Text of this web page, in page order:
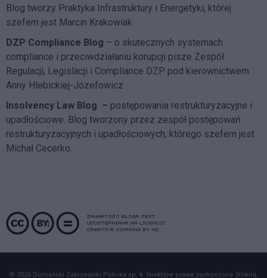
Blog tworzy Praktyka Infrastruktury i Energetyki, której
szefem jest Marcin Krakowiak
DZP Compliance Blog – o skutecznych systemach
compliance i przeciwdziałaniu korupcji pisze Zespół
Regulacji, Legislacji i Compliance DZP pod kierownictwem
Anny Hlebickiej-Józefowicz
Insolvency Law Blog – postępowania restrukturyzacyjne i
upadłościowe. Blog tworzony przez zespół postępowań
restrukturyzacyjnych i upadłościowych, którego szefem jest
Michał Cecerko.
© 2026 Domański Zakrzewski Palinka sp. k. Niektóre prawa zastrzeżone (kliknij,